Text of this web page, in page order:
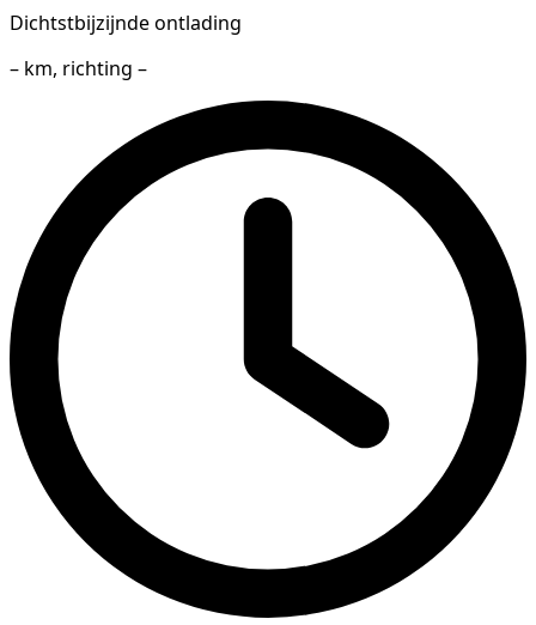
Dichtstbijzijnde ontlading
– km, richting –